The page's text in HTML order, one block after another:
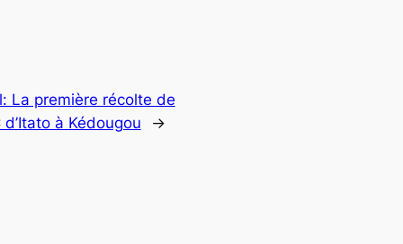
La première récolte de
à Kédougou
→